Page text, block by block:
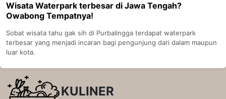
Wisata Waterpark terbesar di Jawa Tengah?
Owabong Tempatnya!
Sobat wisata tahu gak sih di Purbalingga terdapat waterpark
terbesar yang menjadi incaran bagi pengunjung dari dalam maupun
luar kota.
KULINER